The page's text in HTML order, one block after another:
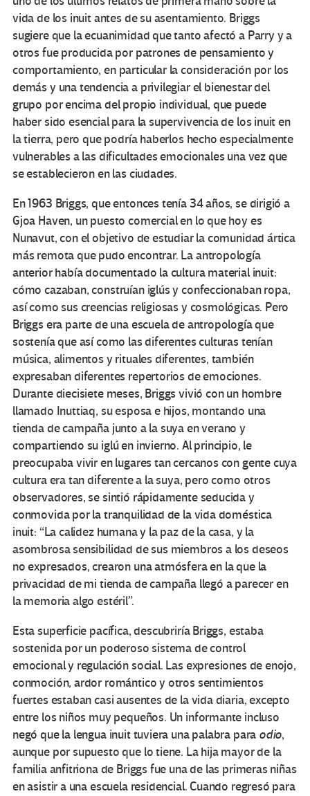
vida de los inuit antes de su asentamiento. Briggs
sugiere que la ecuanimidad que tanto afectó a Parry y a
otros fue producida por patrones de pensamiento y
comportamiento, en particular la consideración por los
demás y una tendencia a privilegiar el bienestar del
grupo por encima del propio individual, que puede
haber sido esencial para la supervivencia de los inuit en
la tierra, pero que podría haberlos hecho especialmente
vulnerables a las dificultades emocionales una vez que
se establecieron en las ciudades.
En 1963 Briggs, que entonces tenía 34 años, se dirigió a
Gjoa Haven, un puesto comercial en lo que hoy es
Nunavut, con el objetivo de estudiar la comunidad ártica
más remota que pudo encontrar. La antropología
anterior había documentado la cultura material inuit:
cómo cazaban, construían iglús y confeccionaban ropa,
así como sus creencias religiosas y cosmológicas. Pero
Briggs era parte de una escuela de antropología que
sostenía que así como las diferentes culturas tenían
música, alimentos y rituales diferentes, también
expresaban diferentes repertorios de emociones.
Durante diecisiete meses, Briggs vivió con un hombre
llamado Inuttiaq, su esposa e hijos, montando una
tienda de campaña junto a la suya en verano y
compartiendo su iglú en invierno. Al principio, le
preocupaba vivir en lugares tan cercanos con gente cuya
cultura era tan diferente a la suya, pero como otros
observadores, se sintió rápidamente seducida y
conmovida por la tranquilidad de la vida doméstica
inuit: “La calidez humana y la paz de la casa, y la
asombrosa sensibilidad de sus miembros a los deseos
no expresados, crearon una atmósfera en la que la
privacidad de mi tienda de campaña llegó a parecer en
la memoria algo estéril”.
Esta superficie pacífica, descubriría Briggs, estaba
sostenida por un poderoso sistema de control
emocional y regulación social. Las expresiones de enojo,
conmoción, ardor romántico y otros sentimientos
fuertes estaban casi ausentes de la vida diaria, excepto
entre los niños muy pequeños. Un informante incluso
negó que la lengua inuit tuviera una palabra para odio,
aunque por supuesto que lo tiene. La hija mayor de la
familia anfitriona de Briggs fue una de las primeras niñas
en asistir a una escuela residencial. Cuando regresó para